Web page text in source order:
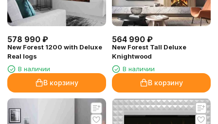
578 990 ₽
New Forest 1200 with Deluxe
Real logs
В наличии
В корзину
564 990 ₽
New Forest Tall Deluxe
Knightwood
В наличии
В корзину